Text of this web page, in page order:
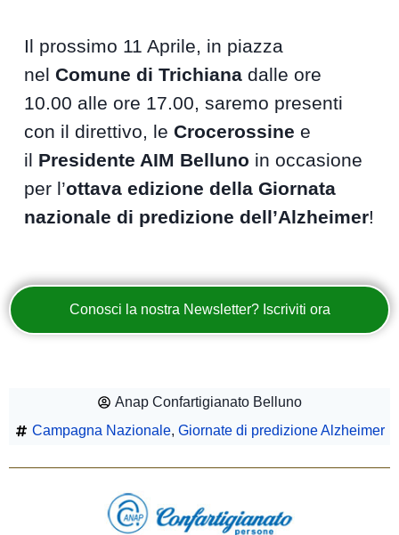
Il prossimo 11 Aprile, in piazza
nelComune di Trichiana dalle ore
10.00 alle ore 17.00, saremo presenti
con il direttivo, leCrocerossine e
il Presidente AIM Belluno in occasione
per l’ottava edizione della Giornata
nazionale di predizione dell’Alzheimer!
Conosci la nostra Newsletter? Iscriviti ora
Anap Confartigianato Belluno
Campagna Nazionale, Giornate di predizione Alzheimer